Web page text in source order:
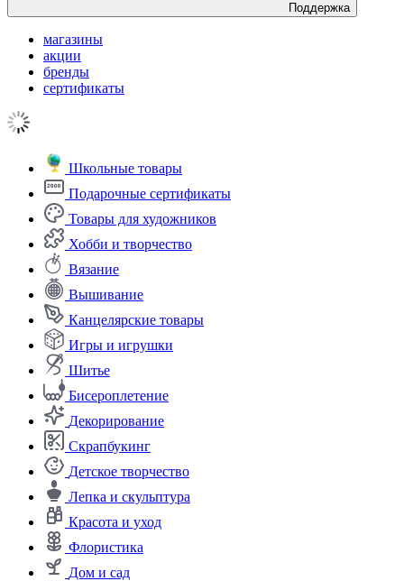
Поддержка
магазины
акции
бренды
сертификаты
Школьные товары
Подарочные сертификаты
Товары для художников
Хобби и творчество
Вязание
Вышивание
Канцелярские товары
Игры и игрушки
Шитье
Бисероплетение
Декорирование
Скрапбукинг
Детское творчество
Лепка и скульптура
Красота и уход
Флористика
Дом и сад